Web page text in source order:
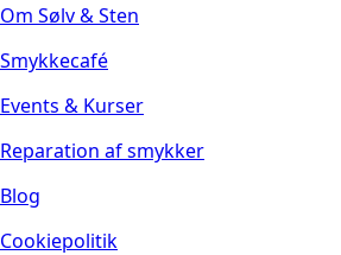
Om Sølv & Sten
Smykkecafé
Events & Kurser
Reparation af smykker
Blog
Cookiepolitik